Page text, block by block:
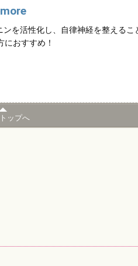
を活性化し、自律神経を整えるこ
おすすめ！
ップへ